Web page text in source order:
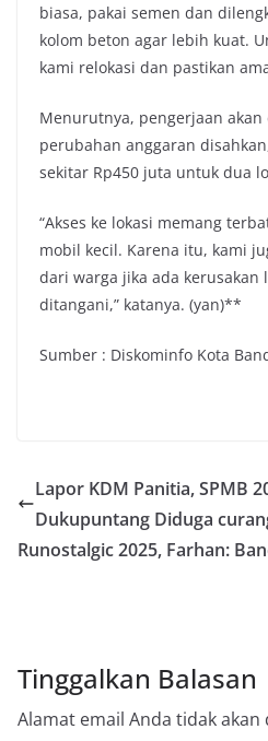
biasa, pakai semen dan
kolom beton agar lebih kuat.
kami relokasi dan pastikan
Menurutnya, pengerjaan
perubahan anggaran
sekitar Rp450 juta untuk dua
“Akses ke lokasi memang
mobil kecil. Karena itu, kami
dari warga jika ada kerusakan
ditangani,” katanya. (yan)**
Sumber : Diskominfo Kota
Lapor KDM Panitia, SPMB
Dukupuntang Diduga
Runostalgic 2025, Farhan:
Tinggalkan Balasan
Alamat email Anda tidak akan